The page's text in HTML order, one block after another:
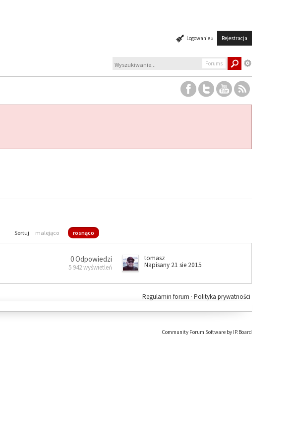
Logowanie » Rejestracja
Forums
Sortuj malejąco rosnąco
0 Odpowiedzi
5 942 wyświetleń
tomasz
Napisany 21 sie 2015
Polityka prywatności
Regulamin forum ·
Community Forum Software by IP.Board